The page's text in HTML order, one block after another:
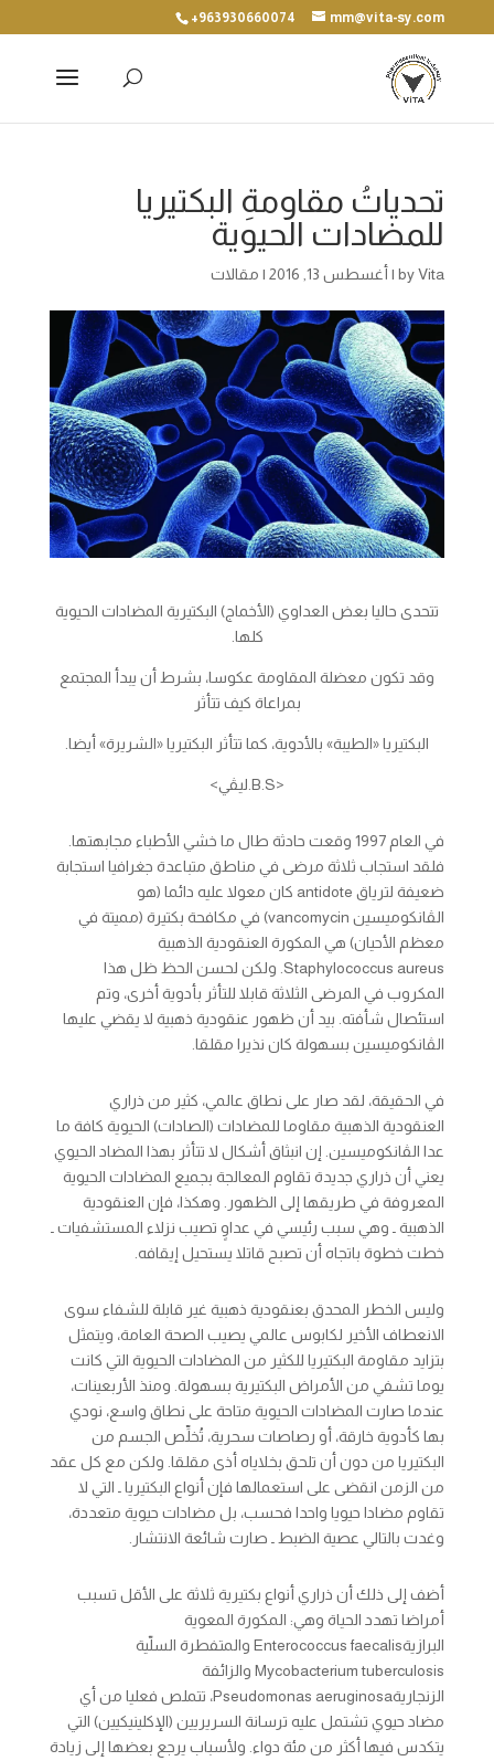
+963930660074 mm@vita-sy.com
تحدياتُ مقاومةِ البكتيريا
للمضادات الحيوية
byVita
| أغسطس 13, 2016 | مقالات
تتحدى حاليا بعض العداوي (الأخماج) البكتيرية المضادات الحيوية
كلها.
وقد تكون معضلة المقاومة عكوسا، بشرط أن يبدأ المجتمع
بمراعاة كيف تتأثر
البكتيريا «الطيبة» بالأدوية، كما تتأثر البكتيريا «الشريرة» أيضا.
<B.S.ليڤي>
في العام 1997 وقعت حادثة طال ما خشي الأطباء مجابهتها.
فلقد استجاب ثلاثة مرضى في مناطق متباعدة جغرافيا استجابة
ضعيفة لترياق antidote كان معولا عليه دائما (هو
الڤانكوميسين vancomycin) في مكافحة بكتيرة (مميتة في
معظم الأحيان) هي المكورة العنقودية الذهبية
Staphylococcus aureus
. ولكن لحسن الحظ ظل هذا
المكروب في المرضى الثلاثة قابلا للتأثر بأدوية أخرى، وتم
استئصال شأفته. بيد أن ظهور عنقودية ذهبية لا يقضي عليها
الڤانكوميسين بسهولة كان نذيرا مقلقا.
في الحقيقة، لقد صار على نطاق عالمي، كثير من ذراري
العنقودية الذهبية مقاوما للمضادات (الصادات) الحيوية كافة ما
عدا الڤانكوميسين. إن انبثاق أشكال لا تتأثر بهذا المضاد الحيوي
يعني أن ذراري جديدة تقاوم المعالجة بجميع المضادات الحيوية
المعروفة في طريقها إلى الظهور. وهكذا، فإن العنقودية
الذهبية ـ وهي سبب رئيسي في عداوٍ تصيب نزلاء المستشفيات ـ
خطت خطوة باتجاه أن تصبح قاتلا يستحيل إيقافه.
وليس الخطر المحدق بعنقودية ذهبية غير قابلة للشفاء سوى
الانعطاف الأخير لكابوس عالمي يصيب الصحة العامة، ويتمثل
بتزايد مقاومة البكتيريا للكثير من المضادات الحيوية التي كانت
يوما تشفي من الأمراض البكتيرية بسهولة. ومنذ الأربعينات،
عندما صارت المضادات الحيوية متاحة على نطاق واسع، نودي
بها كأدوية خارقة، أو رصاصات سحرية، تُخلِّص الجسم من
البكتيريا من دون أن تلحق بخلاياه أذى مقلقا. ولكن مع كل عقد
من الزمن انقضى على استعمالها فإن أنواع البكتيريا ـ التي لا
تقاوم مضادا حيويا واحدا فحسب، بل مضادات حيوية متعددة،
وغدت بالتالي عصية الضبط ـ صارت شائعة الانتشار.
أضف إلى ذلك أن ذراري أنواع بكتيرية ثلاثة على الأقل تسبب
أمراضا تهدد الحياة وهي: المكورة المعوية
البرازية
Enterococcus faecalis
والمتفطرة السلّية
Mycobacterium tuberculosis
والزائفة
الزنجارية
Pseudomonas aeruginosa
، تتملص فعليا من أي
مضاد حيوي تشتمل عليه ترسانة السريريين (الإكلينيكيين) التي
يتكدس فيها أكثر من مئة دواء. ولأسباب يرجع بعضها إلى زيادة